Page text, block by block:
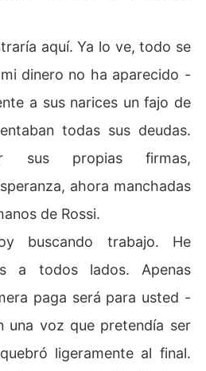
aquí. Ya lo ve, todo se
dinero no ha aparecido -
a sus narices un fajo de
todas sus deudas.
sus propias firmas,
ahora manchadas
de Rossi.
buscando trabajo. He
a todos lados. Apenas
paga será para usted -
una voz que pretendía ser
ligeramente al final.